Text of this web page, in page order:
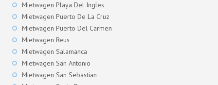
Mietwagen Playa Del Ingles
Mietwagen Puerto De La Cruz
Mietwagen Puerto Del Carmen
Mietwagen Reus
Mietwagen Salamanca
Mietwagen San Antonio
Mietwagen San Sebastian